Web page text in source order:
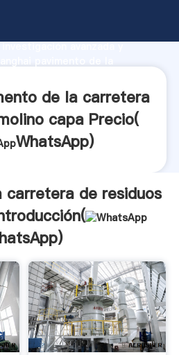
avanzada y
todos los clientes.
de la carretera
capa Precio(
WhatsApp)
carretera de residuos
)